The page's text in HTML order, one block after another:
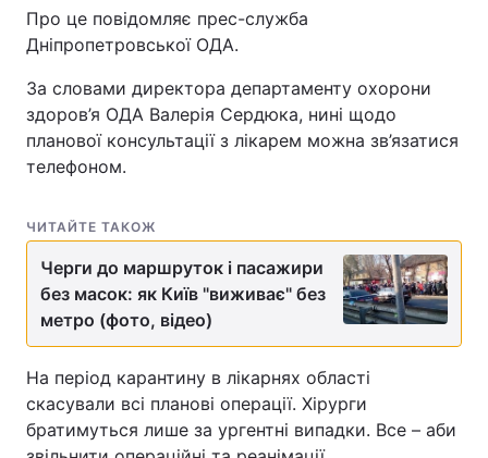
Про це повідомляє прес-служба
Дніпропетровської ОДА.
За словами директора департаменту охорони
здоров’я ОДА Валерія Сердюка, нині щодо
планової консультації з лікарем можна зв’язатися
телефоном.
ЧИТАЙТЕ ТАКОЖ
Черги до маршруток і пасажири
без масок: як Київ "виживає" без
метро (фото, відео)
На період карантину в лікарнях області
скасували всі планові операції. Хірурги
братимуться лише за ургентні випадки. Все – аби